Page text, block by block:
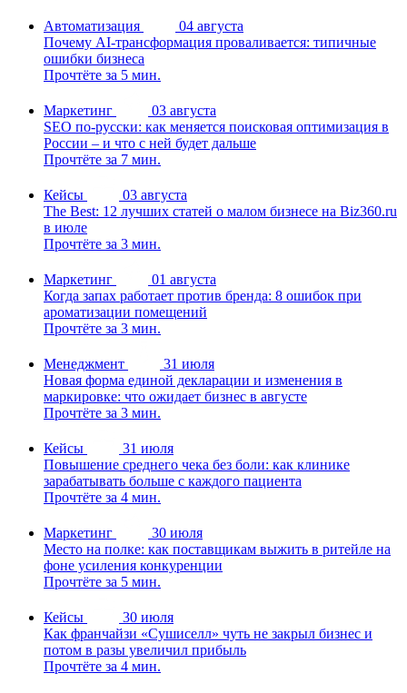
Автоматизация
04 августа
Почему AI-трансформация проваливается: типичные
ошибки бизнеса
Прочтёте за 5 мин.
Маркетинг
03 августа
SEO по-русски: как меняется поисковая оптимизация в
России – и что с ней будет дальше
Прочтёте за 7 мин.
Кейсы
03 августа
The Best: 12 лучших статей о малом бизнесе на Biz360.ru
в июле
Прочтёте за 3 мин.
Маркетинг
01 августа
Когда запах работает против бренда: 8 ошибок при
ароматизации помещений
Прочтёте за 3 мин.
Менеджмент
31 июля
Новая форма единой декларации и изменения в
маркировке: что ожидает бизнес в августе
Прочтёте за 3 мин.
Кейсы
31 июля
Повышение среднего чека без боли: как клинике
зарабатывать больше с каждого пациента
Прочтёте за 4 мин.
Маркетинг
30 июля
Место на полке: как поставщикам выжить в ритейле на
фоне усиления конкуренции
Прочтёте за 5 мин.
Кейсы
30 июля
Как франчайзи «Сушиселл» чуть не закрыл бизнес и
потом в разы увеличил прибыль
Прочтёте за 4 мин.